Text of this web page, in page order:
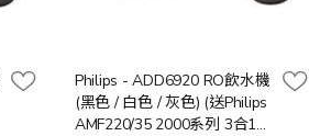
Philips - ADD6920 RO飲水機
(黑色 / 白色 / 灰色) (送Philips
AMF220/35 2000系列 3合1風